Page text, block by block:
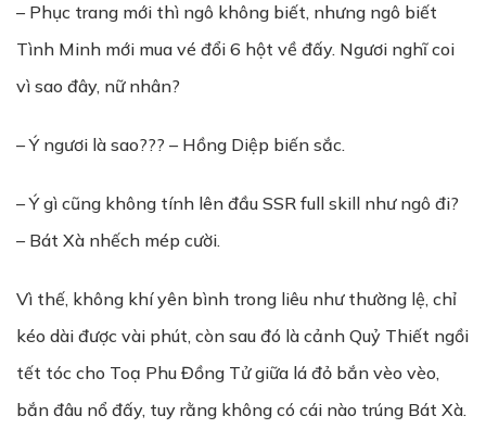
– Phục trang mới thì ngô không biết, nhưng ngô biết
Tình Minh mới mua vé đổi 6 hột về đấy. Ngươi nghĩ coi
vì sao đây, nữ nhân?
– Ý ngươi là sao??? – Hồng Diệp biến sắc.
– Ý gì cũng không tính lên đầu SSR full skill như ngô đi?
– Bát Xà nhếch mép cười.
Vì thế, không khí yên bình trong liêu như thường lệ, chỉ
kéo dài được vài phút, còn sau đó là cảnh Quỷ Thiết ngồi
tết tóc cho Toạ Phu Đồng Tử giữa lá đỏ bắn vèo vèo,
bắn đâu nổ đấy, tuy rằng không có cái nào trúng Bát Xà.